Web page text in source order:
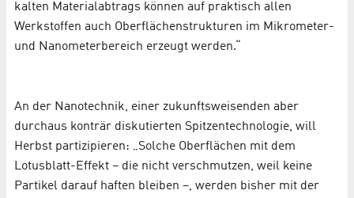
kalten Materialabtrags können auf praktisch allen
Werkstoffen auch Oberflächenstrukturen im Mikrometer-
und Nanometerbereich erzeugt werden.“
An der Nanotechnik, einer zukunftsweisenden aber
durchaus konträr diskutierten Spitzentechnologie, will
Herbst partizipieren: „Solche Oberflächen mit dem
Lotusblatt-Effekt – die nicht verschmutzen, weil keine
Partikel darauf haften bleiben –, werden bisher mit der